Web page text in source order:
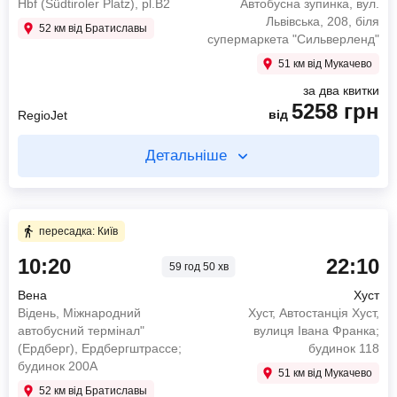
Біля ТЦ "Silverland", вул. Гагаріна, 38А
PORTAS BUS
від 4291 грн
ÚAN Florenc
951 грн
пересадка: Прага 23 год
11:30
Прага
05:00
SS Bus від 4825 грн
Hbf (Südtiroler Platz), pl.B2
52 км від Братиславы
Автобусна зупинка, вул.
Львівська, 208, біля
супермаркета "Сильверленд"
51 км від Мукачево
RegioJet
за два квитки
від 5258 грн
Детальніше
4 год 45 хв в дорозі
07:45
12:30
ÚAN Florenc
RegioJet 951 грн
пересадка: Київ
10:20 59 год 50 хв
Вена
Відень, Міжнародний
автобусний термінал"
(Ердберг), Ердбергштрассе;
будинок 200А
52 км від Братиславы
22:10
Хуст
Хуст, Автостанція Хуст,
вулиця Івана Франка;
будинок 118
51 км від Мукачево